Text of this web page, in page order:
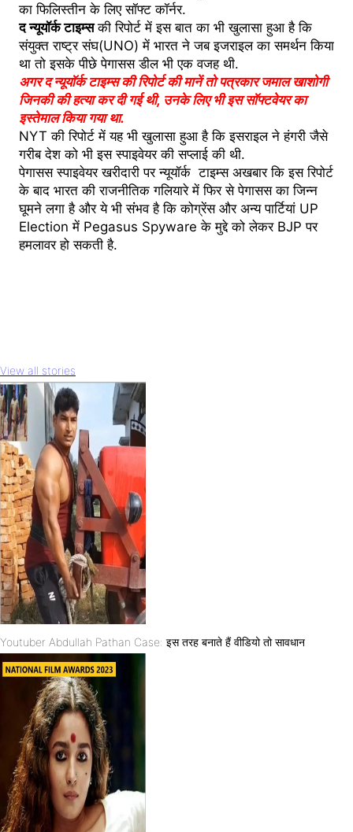
का फिलिस्तीन के लिए सॉफ्ट कॉर्नर.
द न्यूयॉर्क टाइम्सकी रिपोर्ट में इस बात का भी खुलासा हुआ है कि
संयुक्त राष्ट्र संघ(UNO) में भारत ने जब इजराइल का समर्थन किया
था तो इसके पीछे पेगासस डील भी एक वजह थी.
अगर द न्यूयॉर्क टाइम्स की रिपोर्ट की मानें तो पत्रकार जमाल खाशोगी
जिनकी की हत्या कर दी गई थी, उनके लिए भी इस सॉफ्टवेयर का
इस्तेमाल किया गया था.
NYT की रिपोर्ट में यह भी खुलासा हुआ है कि इसराइल ने हंगरी जैसे
गरीब देश को भी इस स्पाइवेयर की सप्लाई की थी.
पेगासस स्पाइवेयर खरीदारी पर न्यूयॉर्क टाइम्स अखबार कि इस रिपोर्ट
के बाद भारत की राजनीतिक गलियारे में फिर से पेगासस का जिन्न
घूमने लगा है और ये भी संंभव है कि कोग्रेंस और अन्य पार्टियां UP
Election में Pegasus Spyware के मुद्दे को लेकर BJP पर
हमलावर हो सकती है.
View all stories
Youtuber Abdullah Pathan Case: इस तरह बनाते हैं वीडियो तो सावधान